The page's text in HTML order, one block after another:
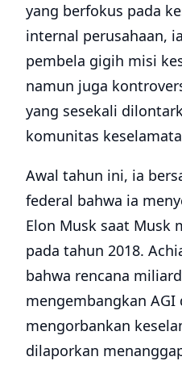
yang berfokus pada
internal perusahaan,
pembela gigih misi
namun juga
yang sesekali
komunitas
Awal tahun ini, ia
federal bahwa ia
Elon Musk saat Musk
pada tahun 2018.
bahwa rencana
mengembangkan AGI
mengorbankan
dilaporkan